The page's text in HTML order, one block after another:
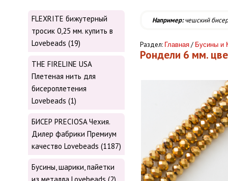
FLEXRITE бижутерный
тросик 0,25 мм. купить в
Lovebeads (19)
THE FIRELINE USA
Плетеная нить для
бисероплетения
Lovebeads (1)
БИСЕР PRECIOSA Чехия.
Дилер фабрики Премиум
качество Lovebeads (1187)
Бусины, шарики, пайетки
Например:чешский бисер
Раздел: Главная / Бусины и
Рондели 6 мм.